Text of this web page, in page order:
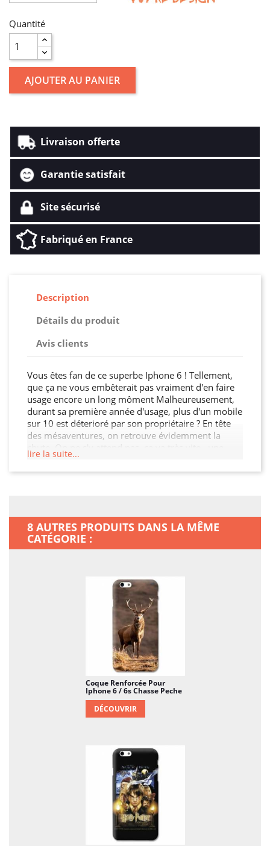
Quantité
AJOUTER AU PANIER
Livraison offerte
Garantie satisfait
Site sécurisé
Fabriqué en France
Description
Détails du produit
Avis clients
Vous êtes fan de ce superbe Iphone 6 ! Tellement,
que ça ne vous embêterait pas vraiment d'en faire
usage encore un long môment Malheureusement,
durant sa première année d'usage, plus d'un mobile
sur 10 est déterioré par son propriétaire ? En tête
des mésaventures, on retrouve évidemment la
seule fois, et ce sera réglé pour votre téléphone.
Bon, pas toujours : bosse, écran rayé, touche
esthétique. Mais il est également possible que votre
smartphone parte simplement à la poubelle. Il
suffira d'un incident pour que votre smartphone ne
vous tracassez, et votre Iphone 6 vous vaudra une
fière chandelle. Un smartphone portable peut
coûter plusieurs centaines d'euros : le prix de cette
coque tpu n'est rien par rapport à ce que vous
coûterait le renouvellement de votre téléphone. Et
en plus de la solidité, vous allez rendre votre
appareil originale, et lui donnez la petite pointe
perso qui lui manquait.
lire la suite...
8 AUTRES PRODUITS DANS LA MÊME
CATÉGORIE :
Coque Renforcée Pour
Iphone 6 / 6s Chasse Peche
DÉCOUVRIR